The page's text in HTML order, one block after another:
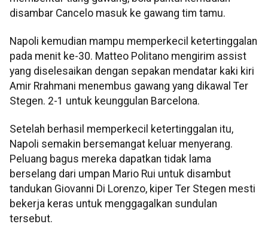
disambar Cancelo masuk ke gawang tim tamu.
Napoli kemudian mampu memperkecil ketertinggalan
pada menit ke-30. Matteo Politano mengirim assist
yang diselesaikan dengan sepakan mendatar kaki kiri
Amir Rrahmani menembus gawang yang dikawal Ter
Stegen. 2-1 untuk keunggulan Barcelona.
Setelah berhasil memperkecil ketertinggalan itu,
Napoli semakin bersemangat keluar menyerang.
Peluang bagus mereka dapatkan tidak lama
berselang dari umpan Mario Rui untuk disambut
tandukan Giovanni Di Lorenzo, kiper Ter Stegen mesti
bekerja keras untuk menggagalkan sundulan
tersebut.